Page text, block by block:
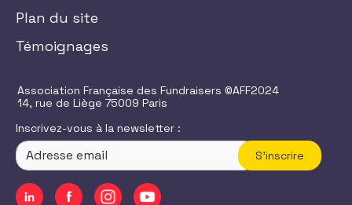
Plan du site
Témoignages
Association Française des Fundraisers ©AFF2024
14, rue de Liège 75009 Paris
Inscrivez-vous à la newsletter :
S'inscrire